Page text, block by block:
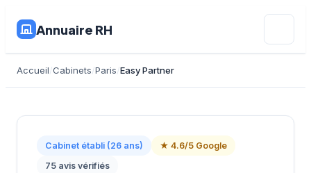
Annuaire RH
Accueil Cabinets Paris Easy Partner
Cabinet établi (26 ans)
★ 4.6/5 Google
75 avis vérifiés